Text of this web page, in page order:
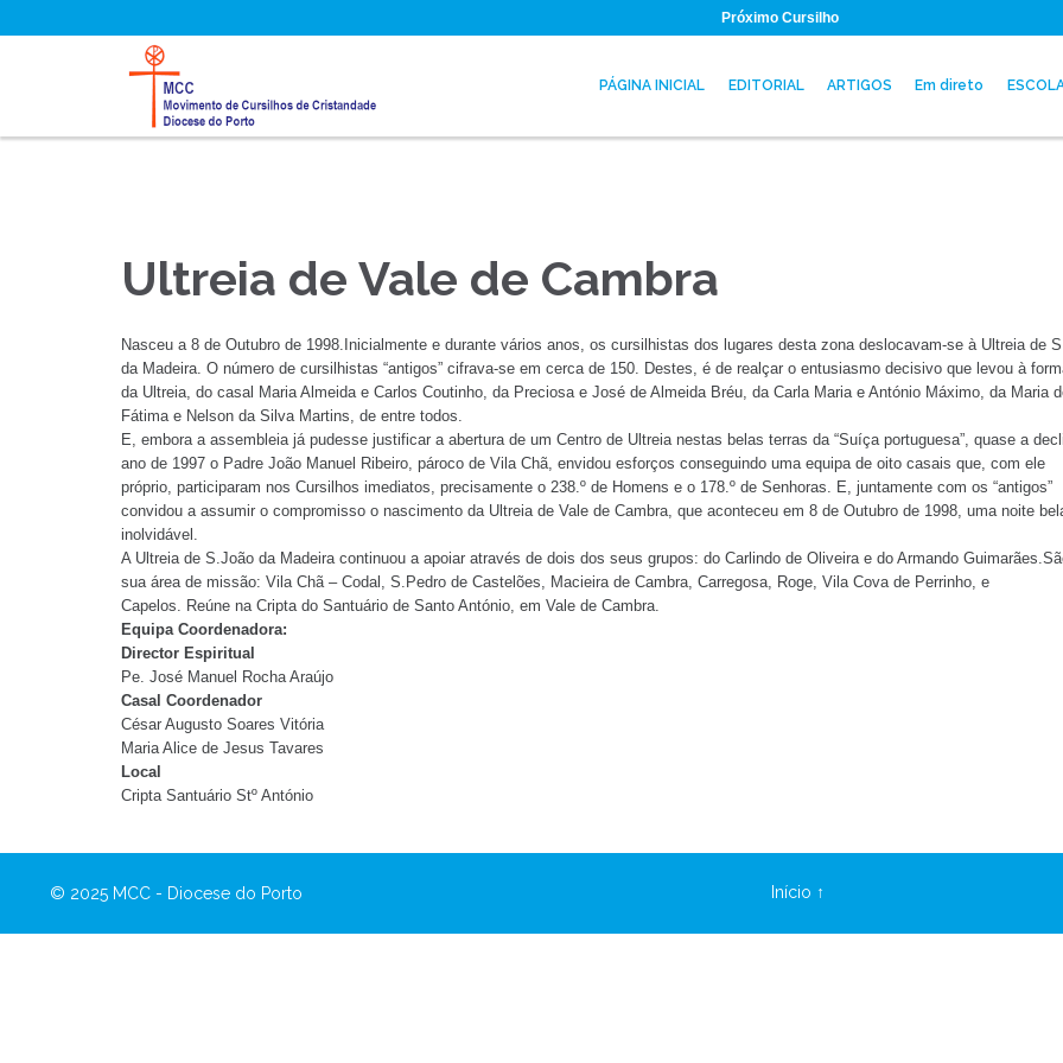
Próximo Cursilho
PÁGINA INICIAL EDITORIAL ARTIGOS Em direto
Ultreia de Vale de Cambra
Nasceu a 8 de Outubro de 1998.Inicialmente e durante vários anos, os cursilhistas dos lugares desta zona deslocavam-se à Ultreia de
da Madeira. O número de cursilhistas “antigos” cifrava-se em cerca de 150. Destes, é de realçar o entusiasmo decisivo que levou à
da Ultreia, do casal Maria Almeida e Carlos Coutinho, da Preciosa e José de Almeida Bréu, da Carla Maria e António Máximo, da Maria
Fátima e Nelson da Silva Martins, de entre todos.
E, embora a assembleia já pudesse justificar a abertura de um Centro de Ultreia nestas belas terras da “Suíça portuguesa”, quase a
ano de 1997 o Padre João Manuel Ribeiro, pároco de Vila Chã, envidou esforços conseguindo uma equipa de oito casais que, com ele
próprio, participaram nos Cursilhos imediatos, precisamente o 238.º de Homens e o 178.º de Senhoras. E, juntamente com os “antigos”
convidou a assumir o compromisso o nascimento da Ultreia de Vale de Cambra, que aconteceu em 8 de Outubro de 1998, uma noite
inolvidável.
A Ultreia de S.João da Madeira continuou a apoiar através de dois dos seus grupos: do Carlindo de Oliveira e do Armando
sua área de missão: Vila Chã – Codal, S.Pedro de Castelões, Macieira de Cambra, Carregosa, Roge, Vila Cova de Perrinho, e
Capelos. Reúne na Cripta do Santuário de Santo António, em Vale de Cambra.
Equipa Coordenadora:
Director Espiritual
Pe. José Manuel Rocha Araújo
Casal Coordenador
César Augusto Soares Vitória
Maria Alice de Jesus Tavares
Local
Cripta Santuário Stº António
© 2025 MCC - Diocese do Porto Início ↑